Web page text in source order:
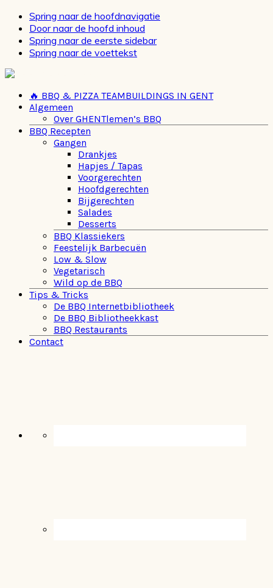
Spring naar de hoofdnavigatie
Door naar de hoofd inhoud
Spring naar de eerste sidebar
Spring naar de voettekst
🔥 BBQ & PIZZA TEAMBUILDINGS IN GENT
Algemeen
Over GHENTlemen’s BBQ
BBQ Recepten
Gangen
Drankjes
Hapjes / Tapas
Voorgerechten
Hoofdgerechten
Bijgerechten
Salades
Desserts
BBQ Klassiekers
Feestelijk Barbecuën
Low & Slow
Vegetarisch
Wild op de BBQ
Tips & Tricks
De BBQ Internetbibliotheek
De BBQ Bibliotheekkast
BBQ Restaurants
Contact